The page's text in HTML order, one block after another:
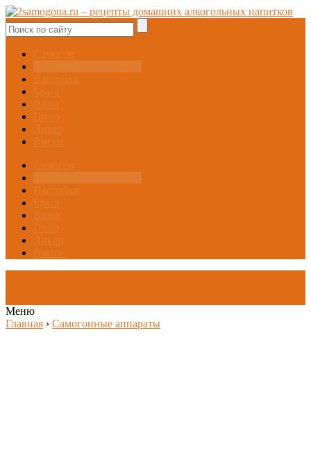
Самогон
Настойки
Брага
Вино
Пиво
Ликёр
Виски
Самогон
Настойки
Брага
Вино
Пиво
Ликёр
Виски
Меню
Главная › Самогонные аппараты